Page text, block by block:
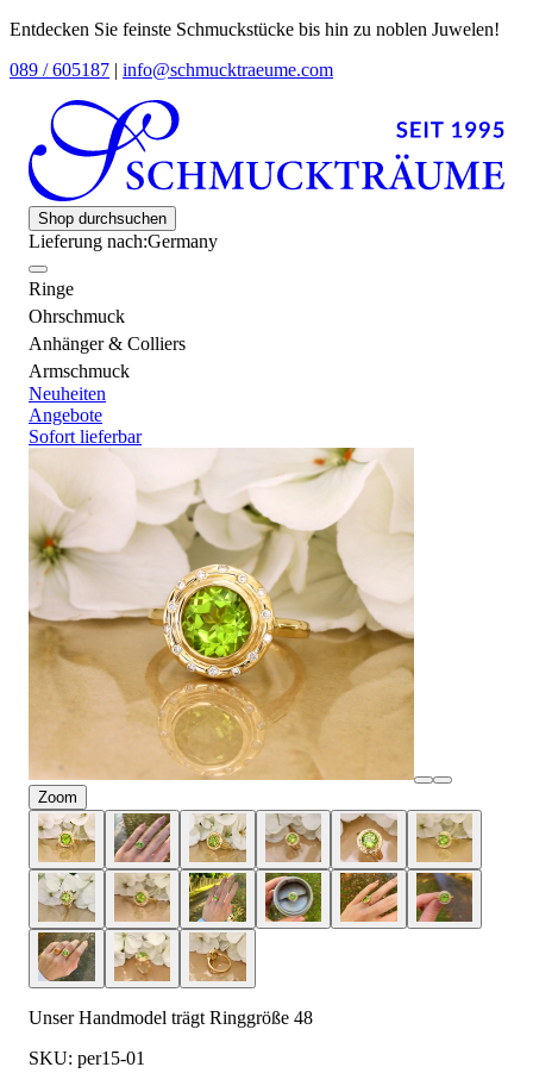
Entdecken Sie feinste Schmuckstücke bis hin zu noblen Juwelen!
089 / 605187 | info@schmucktraeume.com
Shop durchsuchen
Lieferung nach:Germany
Ringe
Ohrschmuck
Anhänger & Colliers
Armschmuck
Neuheiten
Angebote
Sofort lieferbar
Zoom
Unser Handmodel trägt Ringgröße 48
SKU: per15-01